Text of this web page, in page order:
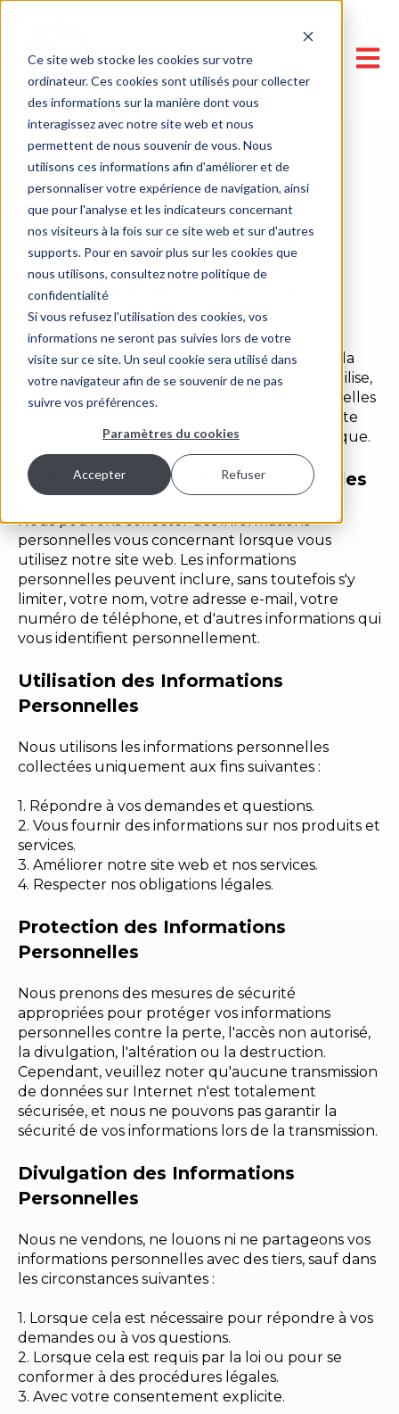
Ce site web stocke les cookies sur votre
ordinateur. Ces cookies sont utilisés pour collecter
des informations sur la manière dont vous
interagissez avec notre site web et nous
permettent de nous souvenir de vous. Nous
utilisons ces informations afin d'améliorer et de
personnaliser votre expérience de navigation, ainsi
que pour l'analyse et les indicateurs concernant
nos visiteurs à la fois sur ce site web et sur d'autres
supports. Pour en savoir plus sur les cookies que
nous utilisons, consultez notre politique de
confidentialité
Si vous refusez l'utilisation des cookies, vos
informations ne seront pas suivies lors de votre
visite sur ce site. Un seul cookie sera utilisé dans
votre navigateur afin de se souvenir de ne pas
suivre vos préférences.
Paramètres du cookies
Accepter Refuser
Open
FORMAX PLASTICS
Politique de
confidentialité
La présente Politique de Confidentialité régit la
manière dont formaxplastics.com recueille, utilise,
divulgue et protège les informations personnelles
que vous nous fournissez. En utilisant notre site
web, vous acceptez les termes de cette politique.
Collecte d'Informations Personnelles
Nous pouvons collecter des informations
personnelles vous concernant lorsque vous
utilisez notre site web. Les informations
personnelles peuvent inclure, sans toutefois s'y
limiter, votre nom, votre adresse e-mail, votre
numéro de téléphone, et d'autres informations qui
vous identifient personnellement.
Utilisation des Informations
Personnelles
Nous utilisons les informations personnelles
collectées uniquement aux fins suivantes :
1. Répondre à vos demandes et questions.
2. Vous fournir des informations sur nos produits et
services.
3. Améliorer notre site web et nos services.
4. Respecter nos obligations légales.
Protection des Informations
Personnelles
Nous prenons des mesures de sécurité
appropriées pour protéger vos informations
personnelles contre la perte, l'accès non autorisé,
la divulgation, l'altération ou la destruction.
Cependant, veuillez noter qu'aucune transmission
de données sur Internet n'est totalement
sécurisée, et nous ne pouvons pas garantir la
sécurité de vos informations lors de la transmission.
Divulgation des Informations
Personnelles
Nous ne vendons, ne louons ni ne partageons vos
informations personnelles avec des tiers, sauf dans
les circonstances suivantes :
1. Lorsque cela est nécessaire pour répondre à vos
demandes ou à vos questions.
2. Lorsque cela est requis par la loi ou pour se
conformer à des procédures légales.
3. Avec votre consentement explicite.